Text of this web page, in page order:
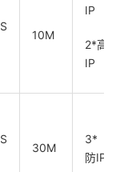
10M
IP
2*高
IP
30M
3*
防IP